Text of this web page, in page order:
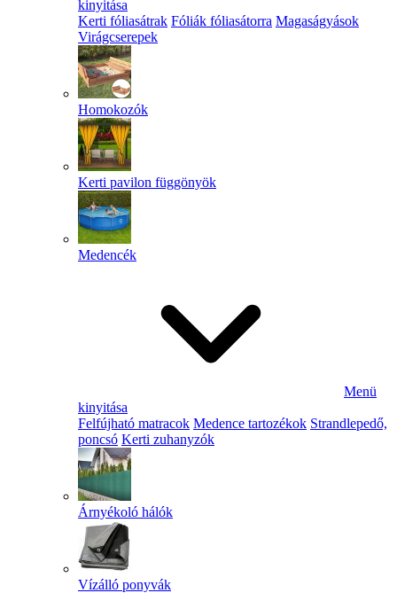
kinyitása
Kerti fóliasátrak Fóliák fóliasátorra Magaságyások
Virágcserepek
Homokozók
Kerti pavilon függönyök
Medencék
Menü
kinyitása
Felfújható matracok Medence tartozékok Strandlepedő,
poncsó Kerti zuhanyzók
Árnyékoló hálók
Vízálló ponyvák